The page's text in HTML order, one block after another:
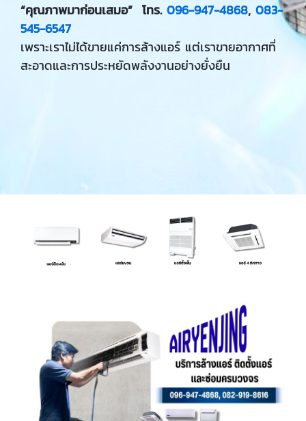
“คุณภาพมาก่อนเสมอ” โทร. 096-947-4868, 083-
545-6547
เพราะเราไม่ได้ขายแค่การล้างแอร์ แต่เราขายอากาศที่
สะอาดและการประหยัดพลังงานอย่างยั่งยืน